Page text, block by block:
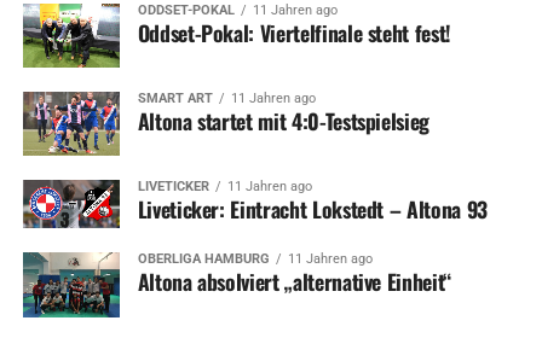
ODDSET-POKAL 11 Jahren ago
Oddset-Pokal: Viertelfinale steht fest!
SMART ART 11 Jahren ago
Altona startet mit 4:0-Testspielsieg
LIVETICKER 11 Jahren ago
Liveticker: Eintracht Lokstedt – Altona 93
OBERLIGA HAMBURG 11 Jahren ago
Altona absolviert „alternative Einheit“